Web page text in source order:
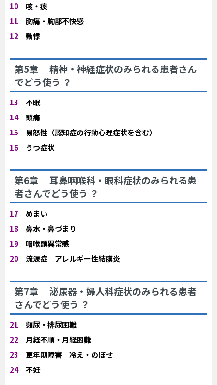
10 咳・痰
11 胸痛・胸部不快感
12 動悸
第5章 精神・神経症状のみられる患者さん
でどう使う ？
13 不眠
14頭痛
15 易怒性（認知症の行動心理症状を含む）
16 うつ症状
第6章 耳鼻咽喉科・眼科症状のみられる患
者さんでどう使う ？
17 めまい
18 鼻水・鼻づまり
19 咽喉頭異常感
20 流涙症─アレルギー性結膜炎
第7章 泌尿器・婦人科症状のみられる患者
さんでどう使う ？
21 頻尿・排尿困難
22 月経不順・月経困難
23 更年期障害─冷え・のぼせ
24不妊